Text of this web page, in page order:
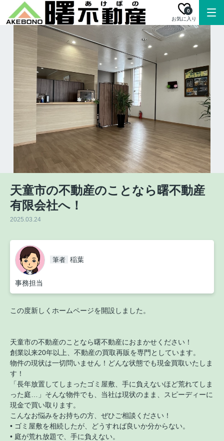
お気に入り
0
天童市の不動産のことなら曙不動産
有限会社へ！
2025.03.24
筆者 稲葉
事務担当
この度新しくホームページを開設しました。
天童市の不動産のことなら曙不動産におまかせください！
創業以来20年以上、不動産の買取再販を専門としています。
物件の現状は一切問いません！どんな状態でも現金買取いたしま
す！
「長年放置してしまったゴミ屋敷、手に負えないほど荒れてしま
った庭…」そんな物件でも、当社は現状のまま、スピーディーに
現金で買い取ります。
こんなお悩みをお持ちの方、ぜひご相談ください！
• ゴミ屋敷を相続したが、どうすれば良いか分からない。
• 庭が荒れ放題で、手に負えない。